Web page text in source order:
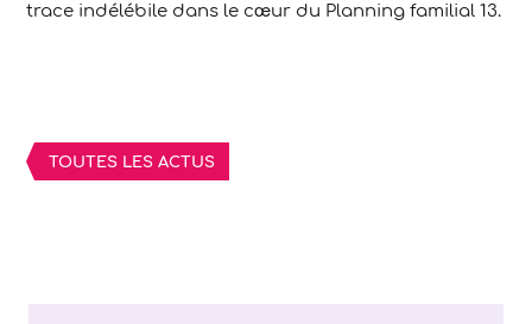
trace indélébile dans le cœur du Planning familial 13.
TOUTES LES ACTUS